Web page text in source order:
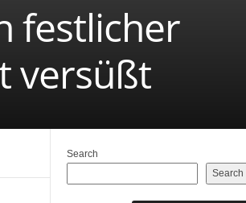
festlicher
versüßt
Search
Search